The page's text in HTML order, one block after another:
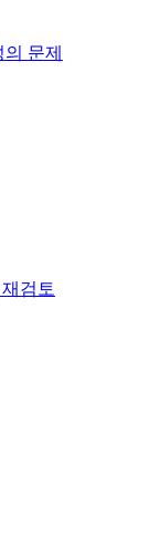
문제
검토